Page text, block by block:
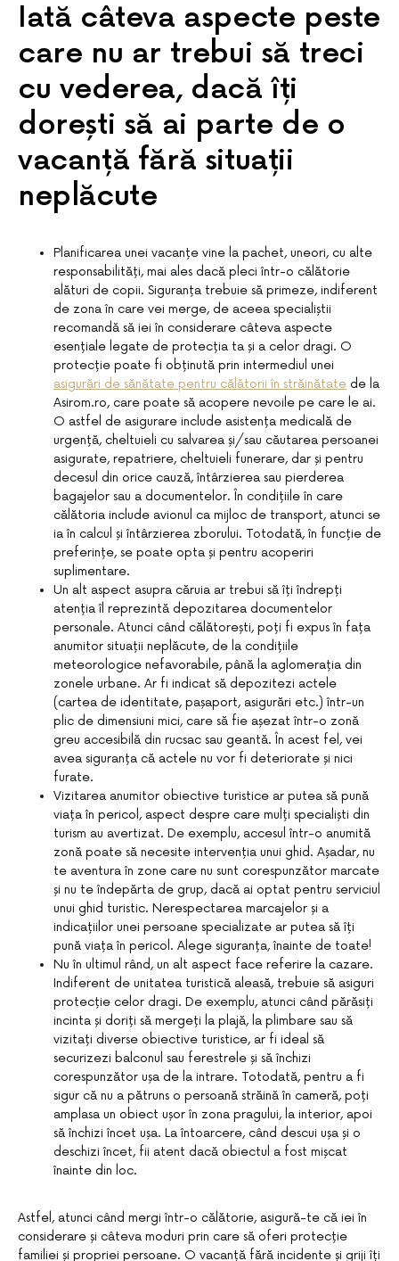
Iată câteva aspecte peste
care nu ar trebui să treci
cu vederea, dacă îți
dorești să ai parte de o
vacanță fără situații
neplăcute
Planificarea unei vacanțe vine la pachet, uneori, cu alte
responsabilități, mai ales dacă pleci într-o călătorie
alături de copii. Siguranța trebuie să primeze, indiferent
de zona în care vei merge, de aceea specialiștii
recomandă să iei în considerare câteva aspecte
esențiale legate de protecția ta și a celor dragi. O
protecție poate fi obținută prin intermediul unei
asigurări de sănătate pentru călătorii în străinătate de la
Asirom.ro, care poate să acopere nevoile pe care le ai.
O astfel de asigurare include asistența medicală de
urgență, cheltuieli cu salvarea și/sau căutarea persoanei
asigurate, repatriere, cheltuieli funerare, dar și pentru
decesul din orice cauză, întârzierea sau pierderea
bagajelor sau a documentelor. În condițiile în care
călătoria include avionul ca mijloc de transport, atunci se
ia în calcul și întârzierea zborului. Totodată, în funcție de
preferințe, se poate opta și pentru acoperiri
suplimentare.
Un alt aspect asupra căruia ar trebui să îți îndrepți
atenția îl reprezintă depozitarea documentelor
personale. Atunci când călătorești, poți fi expus în fața
anumitor situații neplăcute, de la condițiile
meteorologice nefavorabile, până la aglomerația din
zonele urbane. Ar fi indicat să depozitezi actele
(cartea de identitate, pașaport, asigurări etc.) într-un
plic de dimensiuni mici, care să fie așezat într-o zonă
greu accesibilă din rucsac sau geantă. În acest fel, vei
avea siguranța că actele nu vor fi deteriorate și nici
furate.
Vizitarea anumitor obiective turistice ar putea să pună
viața în pericol, aspect despre care mulți specialiști din
turism au avertizat. De exemplu, accesul într-o anumită
zonă poate să necesite intervenția unui ghid. Așadar, nu
te aventura în zone care nu sunt corespunzător marcate
și nu te îndepărta de grup, dacă ai optat pentru serviciul
unui ghid turistic. Nerespectarea marcajelor și a
indicațiilor unei persoane specializate ar putea să îți
pună viața în pericol. Alege siguranța, înainte de toate!
Nu în ultimul rând, un alt aspect face referire la cazare.
Indiferent de unitatea turistică aleasă, trebuie să asiguri
protecție celor dragi. De exemplu, atunci când părăsiți
incinta și doriți să mergeți la plajă, la plimbare sau să
vizitați diverse obiective turistice, ar fi ideal să
securizezi balconul sau ferestrele și să închizi
corespunzător ușa de la intrare. Totodată, pentru a fi
sigur că nu a pătruns o persoană străină în cameră, poți
amplasa un obiect ușor în zona pragului, la interior, apoi
să închizi încet ușa. La întoarcere, când descui ușa și o
deschizi încet, fii atent dacă obiectul a fost mișcat
înainte din loc.
Astfel, atunci când mergi într-o călătorie, asigură-te că iei în
considerare și câteva moduri prin care să oferi protecție
familiei și propriei persoane. O vacanță fără incidente și griji îți